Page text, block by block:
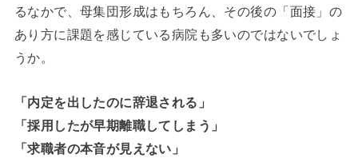
るなかで、母集団形成はもちろん、その後の「面接」の
あり方に課題を感じている病院も多いのではないでしょ
うか。
「内定を出したのに辞退される」
「採用したが早期離職してしまう」
「求職者の本音が見えない」